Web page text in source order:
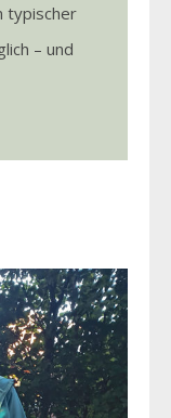
typischer
– und